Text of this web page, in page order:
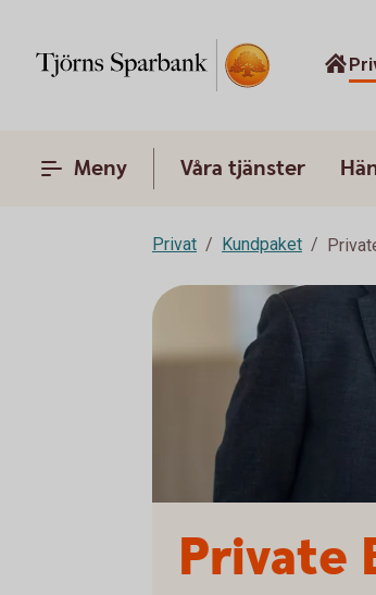
Meny Våra tjänster
Privat Kundpaket
Private